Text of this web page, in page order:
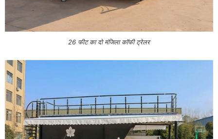
26 फीट का दो मंजिला कॉफी ट्रेलर